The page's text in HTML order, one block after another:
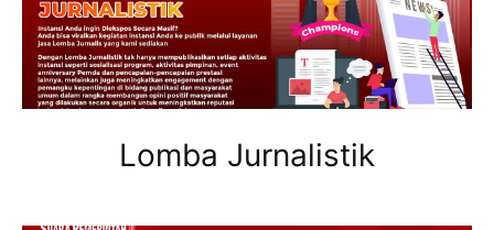
Lomba Jurnalistik